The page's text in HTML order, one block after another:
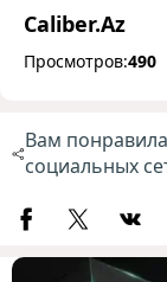
Caliber.Az
Просмотров:490
Вам
социальных